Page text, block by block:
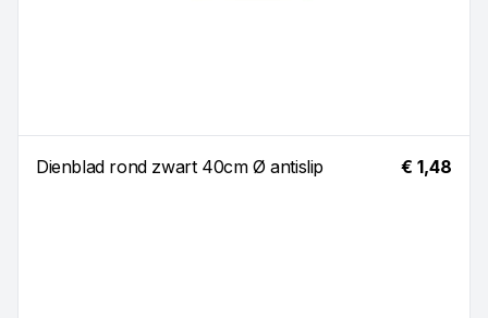
Dienblad rond zwart 40cm Ø antislip € 1,48